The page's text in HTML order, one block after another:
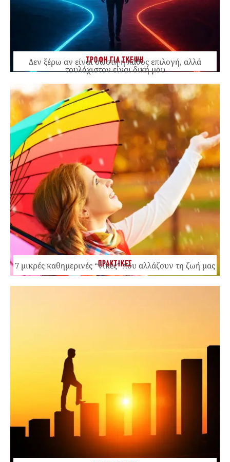
ΤΡΟΦΗ ΓΙΑ ΣΚΕΨΗ
Δεν ξέρω αν είναι σωστή ή λάθος επιλογή, αλλά
τουλάχιστον είναι δική μου
ΠΡΑΚΤΙΚΕΣ
7 μικρές καθημερινές “νίκες” που αλλάζουν τη ζωή μας